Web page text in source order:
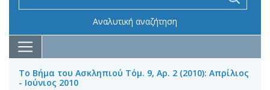
Αναλυτική αναζήτηση
Το Βήμα του Ασκληπιού Τόμ. 9, Αρ. 2 (2010): Απρίλιος
- Ιούνιος 2010